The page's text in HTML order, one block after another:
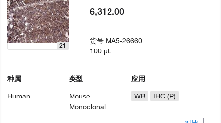
21
种属
Human
类型
Mouse
Monoclonal
应用
WB
IHC (P)
6,312.00
货号 MA5-26660
100 µL